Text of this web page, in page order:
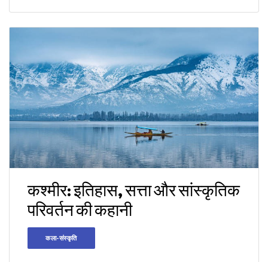
कश्मीर: इतिहास, सत्ता और सांस्कृतिक
परिवर्तन की कहानी
कला-संस्कृति